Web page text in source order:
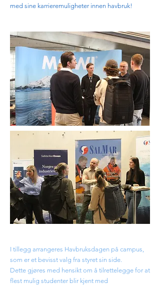
med sine karrieremuligheter innen havbruk!
I tillegg arrangeres Havbruksdagen på campus,
som er et bevisst valg fra styret sin side.
Dette gjøres med hensikt om å tilrettelegge for at
flest mulig studenter blir kjent med